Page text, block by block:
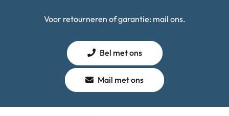
Voor retourneren of garantie: mail ons.
Bel met ons
Mail met ons